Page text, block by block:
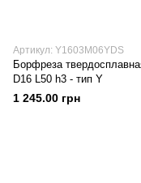
Артикул: Y1603M06YDS
Борфреза
D16 L50 h3 - тип Y
1 245.00 грн